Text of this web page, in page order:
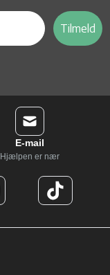
Tilmeld
E-mail
Hjælpen er nær